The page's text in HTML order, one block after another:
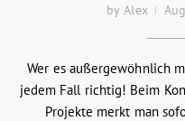
by Alex
Wer es außergewöhnlich
jedem Fall richtig! Beim
Projekte merkt man